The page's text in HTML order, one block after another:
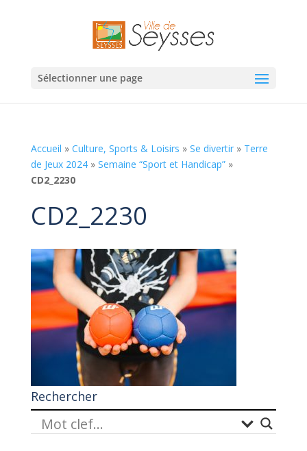
Sélectionner une page
Accueil » Culture, Sports & Loisirs » Se divertir» Terre
de Jeux 2024» Semaine “Sport et Handicap”»
CD2_2230
CD2_2230
Rechercher